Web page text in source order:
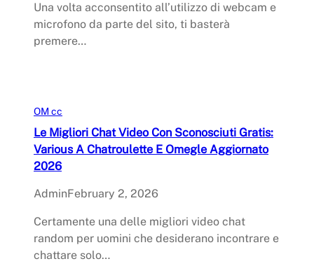
Una volta acconsentito all’utilizzo di webcam e
microfono da parte del sito, ti basterà
premere…
OM cc
Le Migliori Chat Video Con Sconosciuti Gratis:
Various A Chatroulette E Omegle Aggiornato
2026
AdminFebruary 2, 2026
Certamente una delle migliori video chat
random per uomini che desiderano incontrare e
chattare solo…